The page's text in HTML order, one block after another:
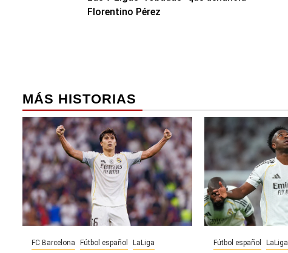
de
Florentino Pérez
MÁS HISTORIAS
FC Barcelona Fútbol español
LaLiga
Fútbol español LaLiga